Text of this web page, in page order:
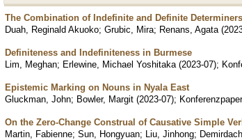
The Combination of Indefinite and Definite
Duah, Reginald Akuoko; Grubic, Mira; Renans, Agata (
Definiteness and Indefiniteness in Burmese
Lim, Meghan; Erlewine, Michael Yoshitaka (2023-07);
Epistemic Marking on Nouns in Nyala East
Gluckman, John; Bowler, Margit (2023-07); Konferenzpaper
On the Zero-Change Construal of Causative Simple
Martin, Fabienne; Sun, Hongyuan; Liu, Jinhong;